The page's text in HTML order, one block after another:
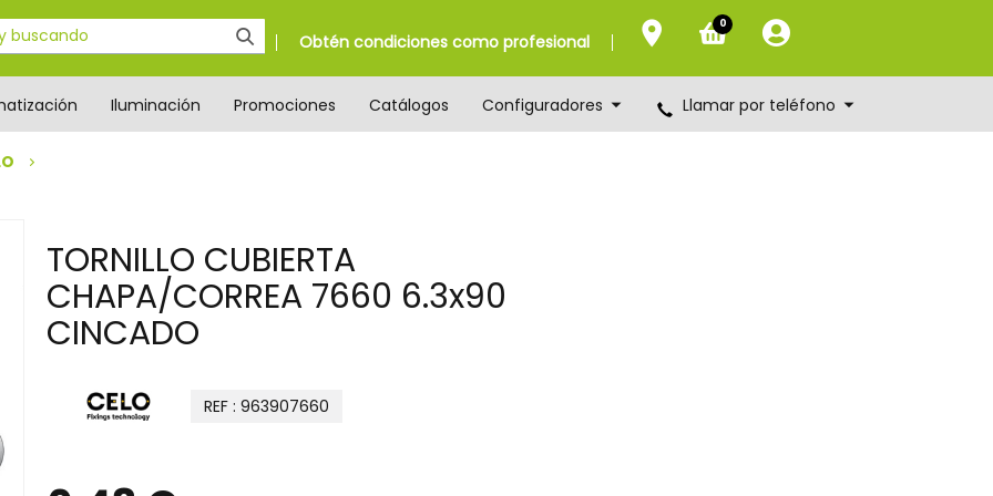
Obtén condiciones como profesional
0
Iluminación Promociones Catálogos Configuradores Llamar por teléfono
TORNILLO CUBIERTA
CHAPA/CORREA 7660 6.3x90
CINCADO
REF : 963907660